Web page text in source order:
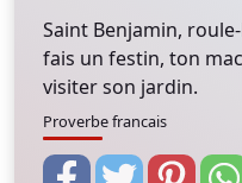
Saint Benjamin,
fais un festin, ton
visiter son jardin.
Proverbe francais